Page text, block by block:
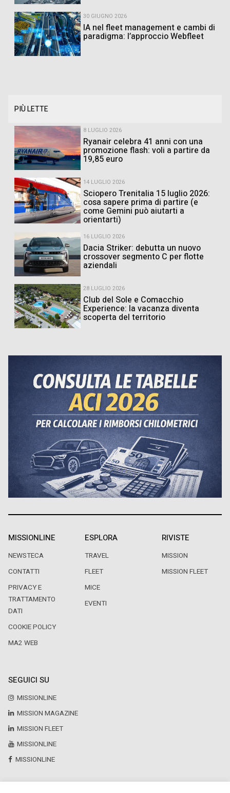
30 GIUGNO 2026
IA nel fleet management e cambi di
paradigma: l’approccio Webfleet
PIÙ LETTE
8 LUGLIO 2026
Ryanair celebra 41 anni con una
promozione flash: voli a partire da
19,85 euro
14 LUGLIO 2026
Sciopero Trenitalia 15 luglio 2026:
cosa sapere prima di partire (e
come Gemini può aiutarti a
orientarti)
16 LUGLIO 2026
Dacia Striker: debutta un nuovo
crossover segmento C per flotte
aziendali
28 LUGLIO 2026
Club del Sole e Comacchio
Experience: la vacanza diventa
scoperta del territorio
MISSIONLINE
NEWSTECA
CONTATTI
PRIVACY E
TRATTAMENTO
DATI
COOKIE POLICY
MA2 WEB
ESPLORA
TRAVEL
FLEET
MICE
EVENTI
RIVISTE
MISSION
MISSION FLEET
SEGUICI SU
MISSIONLINE
MISSION MAGAZINE
MISSION FLEET
MISSIONLINE
MISSIONLINE